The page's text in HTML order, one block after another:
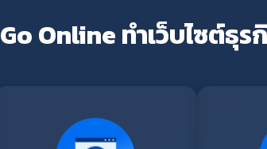
Go Online ทำเว็บไซต์ธุร